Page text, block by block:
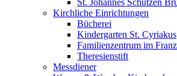
St. Johannes Schützen
Kirchliche Einrichtungen
Bücherei
Kindergarten St. Cyriakus
Familienzentrum im
Theresienstift
Messdiener